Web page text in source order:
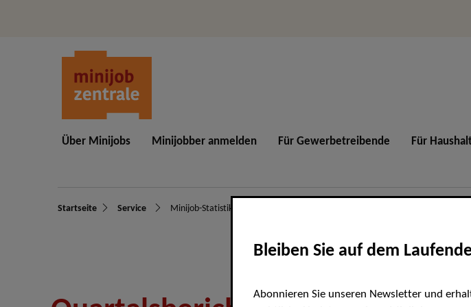
Über Minijobs Minijobber anmelden Für Gewerbetreibende Für
Startseite Service Minijob-Statistik
Bleiben Sie auf dem
Abonnieren Sie unseren Newsletter und